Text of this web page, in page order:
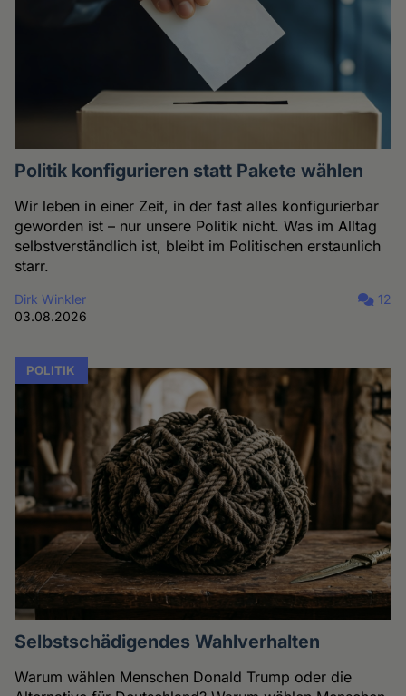
Politik konfigurieren statt Pakete wählen
Wir leben in einer Zeit, in der fast alles konfigurierbar
geworden ist – nur unsere Politik nicht. Was im Alltag
selbstverständlich ist, bleibt im Politischen erstaunlich
starr.
Dirk Winkler
03.08.2026
12
POLITIK
Selbstschädigendes Wahlverhalten
Warum wählen Menschen Donald Trump oder die